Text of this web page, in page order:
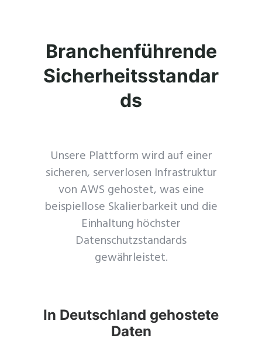
Branchenführende
Sicherheitsstandar
ds
Unsere Plattform wird auf einer
sicheren, serverlosen Infrastruktur
von AWS gehostet, was eine
beispiellose Skalierbarkeit und die
Einhaltung höchster
Datenschutzstandards
gewährleistet.
In Deutschland gehostete
Daten